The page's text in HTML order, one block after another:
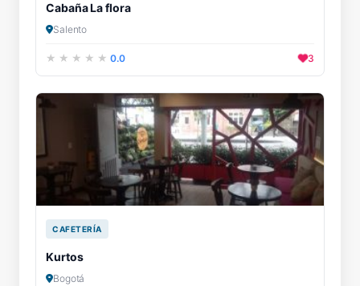
Cabaña La flora
Salento
0.0 3
CAFETERÍA
Kurtos
Bogotá